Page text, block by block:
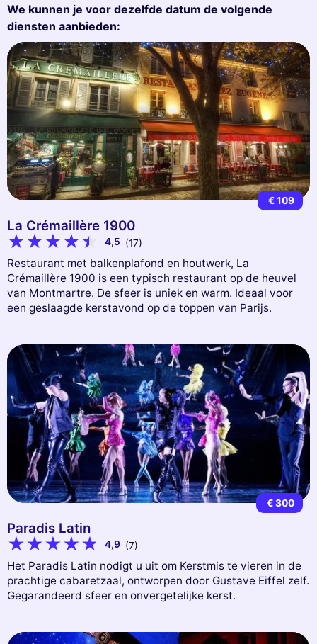
We kunnen je voor dezelfde datum de volgende
diensten aanbieden:
€ 109
La Crémaillère 1900
4,5 (17)
Restaurant met balkenplafond en houtwerk, La
Crémaillère 1900 is een typisch restaurant op de heuvel
van Montmartre. De sfeer is uniek en warm. Ideaal voor
een geslaagde kerstavond op de toppen van Parijs.
€ 300
Paradis Latin
4,9 (7)
Het Paradis Latin nodigt u uit om Kerstmis te vieren in de
prachtige cabaretzaal, ontworpen door Gustave Eiffel zelf.
Gegarandeerd sfeer en onvergetelijke kerst.